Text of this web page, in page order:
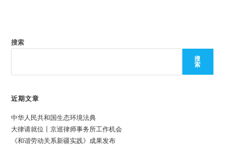
搜索
搜
索
近期文章
中华人民共和国生态环境法典
大律请就位丨京巡律师事务所工作机会
《和谐劳动关系新疆实践》成果发布